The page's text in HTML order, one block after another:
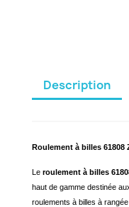
Description
Roulement à billes 61808
Le roulement à billes
haut de gamme destinée
roulements à billes à